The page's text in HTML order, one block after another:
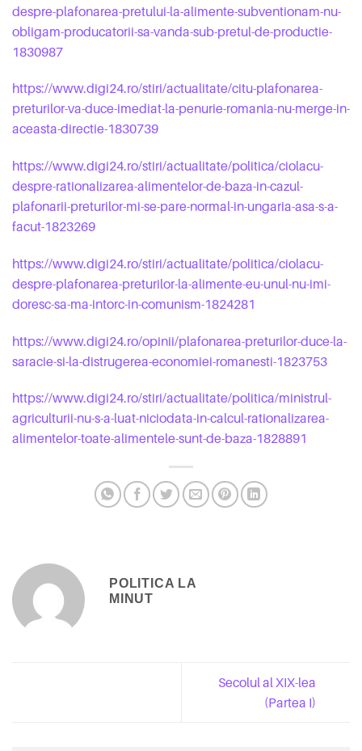
despre-plafonarea-pretului-la-alimente-subventionam-nu-
obligam-producatorii-sa-vanda-sub-pretul-de-productie-
1830987
https://www.digi24.ro/stiri/actualitate/citu-plafonarea-
preturilor-va-duce-imediat-la-penurie-romania-nu-merge-in-
aceasta-directie-1830739
https://www.digi24.ro/stiri/actualitate/politica/ciolacu-
despre-rationalizarea-alimentelor-de-baza-in-cazul-
plafonarii-preturilor-mi-se-pare-normal-in-ungaria-asa-s-a-
facut-1823269
https://www.digi24.ro/stiri/actualitate/politica/ciolacu-
despre-plafonarea-preturilor-la-alimente-eu-unul-nu-imi-
doresc-sa-ma-intorc-in-comunism-1824281
https://www.digi24.ro/opinii/plafonarea-preturilor-duce-la-
saracie-si-la-distrugerea-economiei-romanesti-1823753
https://www.digi24.ro/stiri/actualitate/politica/ministrul-
agriculturii-nu-s-a-luat-niciodata-in-calcul-rationalizarea-
alimentelor-toate-alimentele-sunt-de-baza-1828891
POLITICA LA
MINUT
Secolul al XIX-lea
(Partea I)